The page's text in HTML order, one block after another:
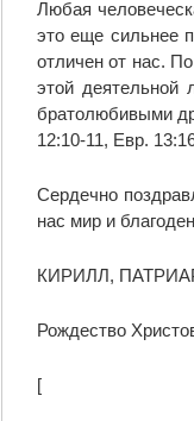
Любая
это еще сильнее
отличен от нас.
этой деятельной
братолюбивыми
12:10-11, Евр.
Сердечно
нас мир и
КИРИЛЛ,
Рождество
[